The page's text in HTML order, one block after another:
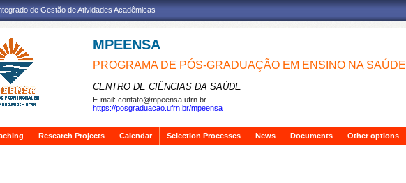
de Gestão de Atividades Acadêmicas
MPEENSA
PROGRAMA DE PÓS-GRADUAÇÃO EM ENSINO NA SAÚDE
CENTRO DE CIÊNCIAS DA SAÚDE
E-mail: contato@mpeensa.ufrn.br
https://posgraduacao.ufrn.br/mpeensa
Research Projects Calendar Selection Processes News Documents Other options